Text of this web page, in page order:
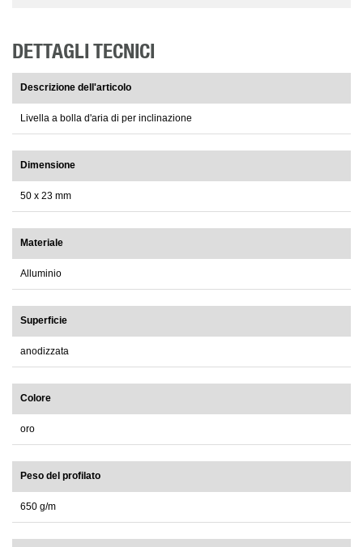
DETTAGLI TECNICI
Descrizione dell'articolo
Livella a bolla d'aria di per inclinazione
Dimensione
50 x 23 mm
Materiale
Alluminio
Superficie
anodizzata
Colore
oro
Peso del profilato
650 g/m